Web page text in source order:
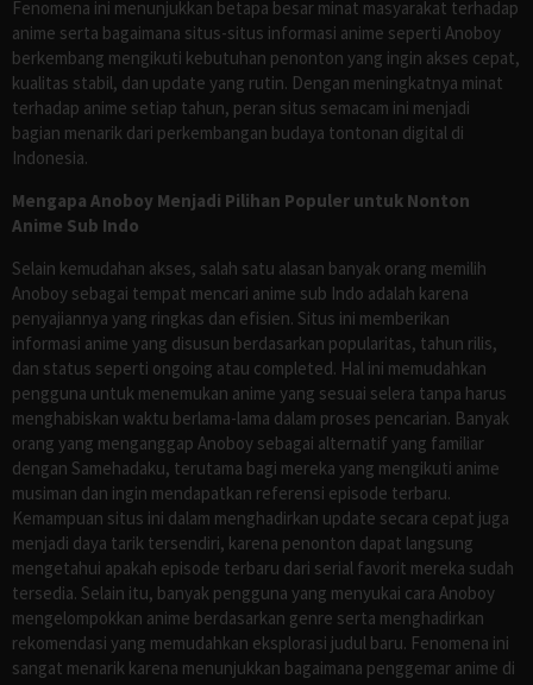
Fenomena ini menunjukkan betapa besar minat masyarakat terhadap
anime serta bagaimana situs-situs informasi anime seperti Anoboy
berkembang mengikuti kebutuhan penonton yang ingin akses cepat,
kualitas stabil, dan update yang rutin. Dengan meningkatnya minat
terhadap anime setiap tahun, peran situs semacam ini menjadi
bagian menarik dari perkembangan budaya tontonan digital di
Indonesia.
Mengapa Anoboy Menjadi Pilihan Populer untuk Nonton
Anime Sub Indo
Selain kemudahan akses, salah satu alasan banyak orang memilih
Anoboy sebagai tempat mencari anime sub Indo adalah karena
penyajiannya yang ringkas dan efisien. Situs ini memberikan
informasi anime yang disusun berdasarkan popularitas, tahun rilis,
dan status seperti ongoing atau completed. Hal ini memudahkan
pengguna untuk menemukan anime yang sesuai selera tanpa harus
menghabiskan waktu berlama-lama dalam proses pencarian. Banyak
orang yang menganggap Anoboy sebagai alternatif yang familiar
dengan Samehadaku, terutama bagi mereka yang mengikuti anime
musiman dan ingin mendapatkan referensi episode terbaru.
Kemampuan situs ini dalam menghadirkan update secara cepat juga
menjadi daya tarik tersendiri, karena penonton dapat langsung
mengetahui apakah episode terbaru dari serial favorit mereka sudah
tersedia. Selain itu, banyak pengguna yang menyukai cara Anoboy
mengelompokkan anime berdasarkan genre serta menghadirkan
rekomendasi yang memudahkan eksplorasi judul baru. Fenomena ini
sangat menarik karena menunjukkan bagaimana penggemar anime di